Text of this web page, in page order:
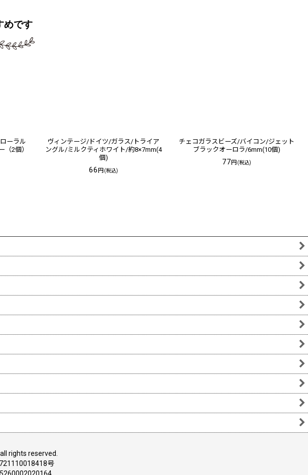
めです
ーラル
（2個）
ヴィンテージ/ドイツ/ガラス/トライア
ングル/ミルクティホワイト/約8×7mm(4
個)
66円(税込)
チェコガラスビーズ/バイコン/ジェット
ブラックオーロラ/6mm(10個)
77円(税込)
rights reserved.
号